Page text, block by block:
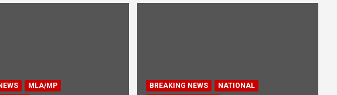
MLA/MP
BREAKING NEWS
NATIONAL